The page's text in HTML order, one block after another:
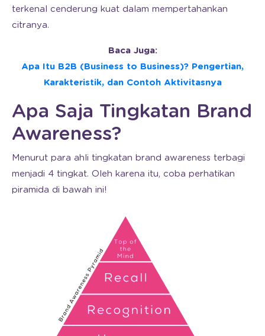
terkenal cenderung kuat dalam mempertahankan
citranya.
Baca Juga:
Apa Itu B2B (Business to Business)? Pengertian,
Karakteristik, dan Contoh Aktivitasnya
Apa Saja Tingkatan Brand
Awareness?
Menurut para ahli tingkatan brand awareness terbagi
menjadi 4 tingkat. Oleh karena itu, coba perhatikan
piramida di bawah ini!